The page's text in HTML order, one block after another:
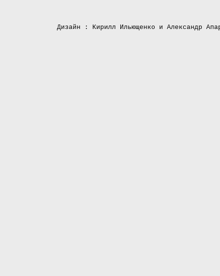
Дизайн : Кирилл Ильющенко и Александр